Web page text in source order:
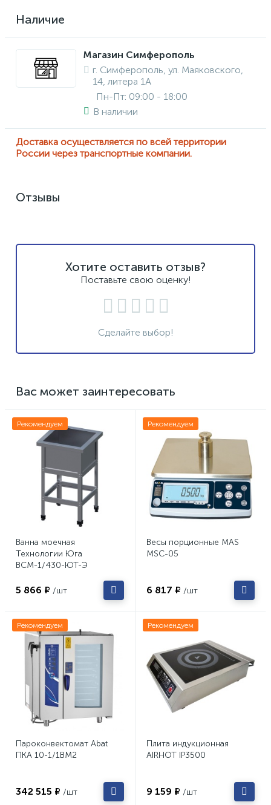
Наличие
Магазин Симферополь
г. Симферополь, ул. Маяковского,
14, литера 1А
Пн-Пт: 09:00 - 18:00
В наличии
Доставка осуществляется по всей территории
России через транспортные компании.
Отзывы
Хотите оставить отзыв?
Поставьте свою оценку!
Сделайте выбор!
Вас может заинтересовать
Рекомендуем
Ванна моечная
Технологии Юга
ВСМ-1/430-ЮТ-Э
5 866 ₽ /шт
Рекомендуем
Весы порционные MAS
MSC-05
6 817 ₽ /шт
Рекомендуем
Пароконвектомат Abat
ПКА 10-1/1ВМ2
342 515 ₽ /шт
Рекомендуем
Плита индукционная
AIRHOT IP3500
9 159 ₽ /шт